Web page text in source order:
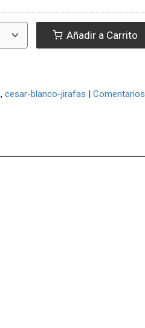
Añadir a Carrito
cesar-blanco-jirafas | Comentarios